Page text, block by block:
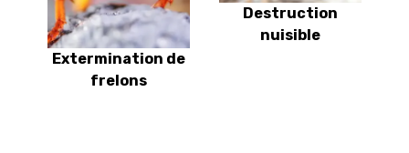
Extermination de
frelons
Destruction
nuisible